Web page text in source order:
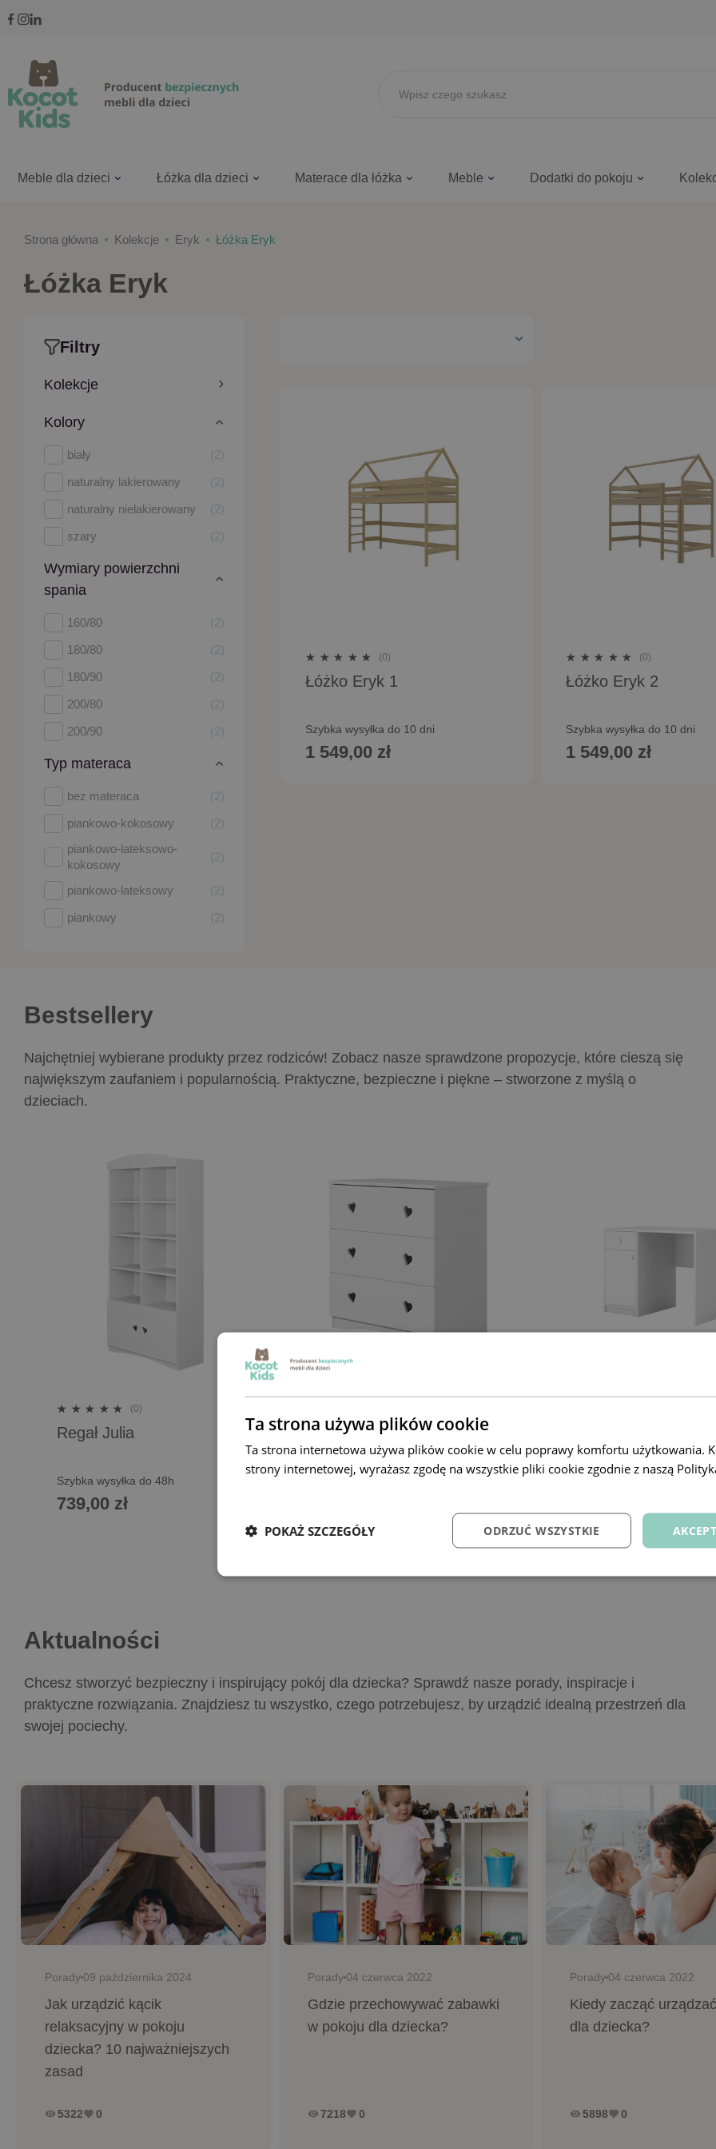
Meble dla dzieci Łóżka dla dzieci Materace dla łóżka Meble Dodatki do pokoju
Strona główna Kolekcje Eryk Łóżka Eryk
Łóżka Eryk
Filtry
Kolekcje
Kolory
biały
2
naturalny lakierowany
2
naturalny nielakierowany
2
szary
2
Wymiary powierzchni
spania
160/80
2
180/80
2
180/90
2
200/80
2
200/90
2
Typ materaca
bez materaca
2
piankowo-kokosowy
2
piankowo-lateksowo-
kokosowy
2
piankowo-lateksowy
2
piankowy
2
(0)
Łóżko Eryk 1
Szybka wysyłka do 10 dni
1 549,00 zł
(0)
Łóżko Eryk 2
Szybka wysyłka do 10 dni
1 549,00 zł
Bestsellery
Najchętniej wybierane produkty przez rodziców! Zobacz nasze sprawdzone propozycje, które cieszą się
największym zaufaniem i popularnością. Praktyczne, bezpieczne i piękne – stworzone z myślą o
dzieciach.
(0)
Regał Julia
Szybka wysyłka do 48h
739,00 zł
Komoda Julia
Szybka wysyłka do 48h Szybka wysyłka do 48h
Dodaj do koszyka
Aktualności
Chcesz stworzyć bezpieczny i inspirujący pokój dla dziecka? Sprawdź nasze porady, inspiracje i
praktyczne rozwiązania. Znajdziesz tu wszystko, czego potrzebujesz, by urządzić idealną przestrzeń dla
swojej pociechy.
Porady 09 października 2024
Jak urządzić kącik
relaksacyjny w pokoju
dziecka? 10 najważniejszych
zasad
remove_red_eye 5322favorite 0
Porady04 czerwca 2022
Gdzie przechowywać zabawki
w pokoju dla dziecka?
remove_red_eye 7218favorite 0
Porady 04 czerwca 2022
Kiedy zacząć
dla dziecka?
remove_red_eye 5898favorite 0
Ta strona używa plików cookie
Ta strona internetowa używa plików cookie w celu poprawy komfortu użytkowania.
strony internetowej, wyrażasz zgodę na wszystkie pliki cookie zgodnie z naszą
ODRZUĆ WSZYSTKIE
POKAŻ SZCZEGÓŁY